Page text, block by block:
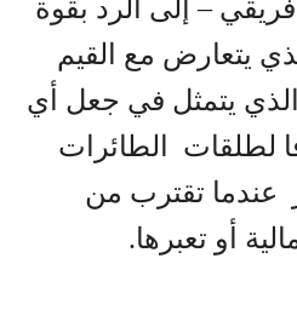
– إلى الرد بقوة
يتعارض مع القيم
والذي يتمثل في جعل أي
لطلقات الطائرات
عندما تقترب من
أو تعبرها.